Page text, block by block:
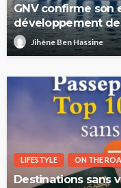
GNV confirme son
développement
l’Italie et la Tunisie
Jihène Ben Hassine
LIFESTYLE ON THE
Destinations sans